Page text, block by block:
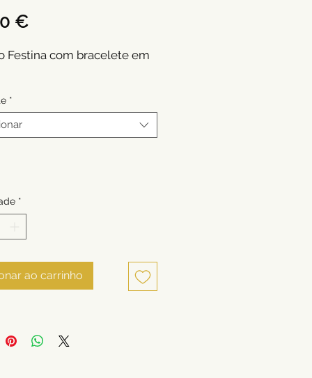
€
Festina com bracelete em
*
*
ao carrinho